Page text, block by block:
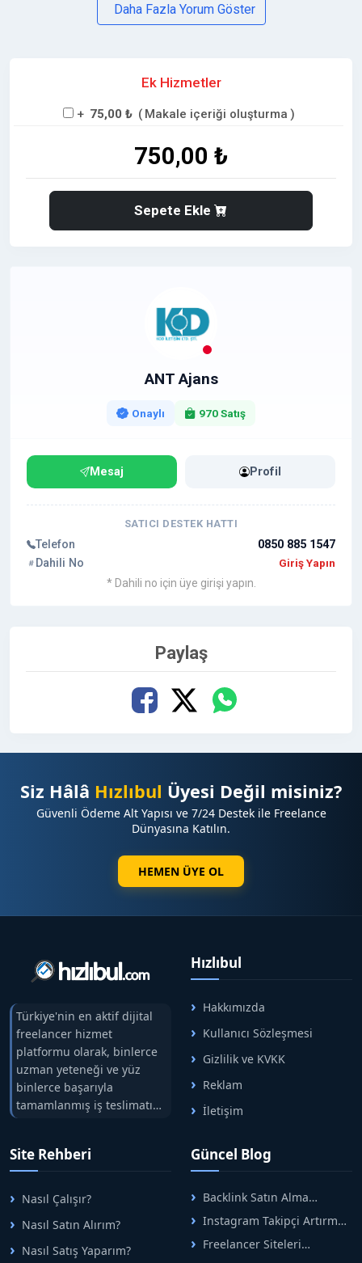
Daha Fazla Yorum Göster
Ek Hizmetler
+ 75,00 ₺ ( Makale içeriği oluşturma )
750,00 ₺
Sepete Ekle
ANT Ajans
Onaylı 970 Satış
Mesaj Profil
SATICI DESTEK HATTI
Telefon
0850 885 1547
Dahili No
Giriş Yapın
* Dahili no için üye girişi yapın.
Paylaş
Siz Hâlâ Hızlıbul Üyesi Değil misiniz?
Güvenli Ödeme Alt Yapısı ve 7/24 Destek ile Freelance
Dünyasına Katılın.
HEMEN ÜYE OL
Türkiye'nin en aktif dijital
freelancer hizmet
platformu olarak, binlerce
uzman yeteneği ve yüz
binlerce başarıyla
tamamlanmış iş teslimatını
tek çatıda buluşturuyoruz.
arasındaki süreci risksiz
alışveriş sistemi ile koruyan
ticaretin güvenli
adreslerinden birisidir.
Hızlıbul
Hakkımızda
Kullanıcı Sözleşmesi
Gizlilik ve KVKK
Reklam
İletişim
Site Rehberi
Nasıl Çalışır?
Nasıl Satın Alırım?
Nasıl Satış Yaparım?
Güncel Blog
Backlink Satın Alma
Rehberi: Güvenli SEO İçin
Doğru Adımlar
Instagram Takipçi Artırma
Yöntemleri: Organik Büyüme
Rehberi
Freelancer Siteleri